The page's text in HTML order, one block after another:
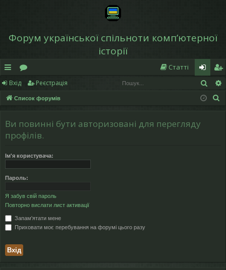
Форум української спільноти компʼютерної
історії
в
и
и
д
ту
п
о
ру
и
Статті
хі
д
еє
ст
Вхід Реєстрація
Список форумів
Ви повинні бути авторизовані для перегляду
профілів.
Ім'я користувача:
Пароль:
Я забув свій пароль
Повторно вислати лист активації
Запам'ятати мене
Приховати моє перебування на форумі цього разу